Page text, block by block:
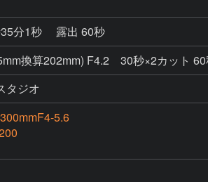
分1秒
露出 60秒
換算202mm) F4.2 30秒×2カット
タジオ
5.6